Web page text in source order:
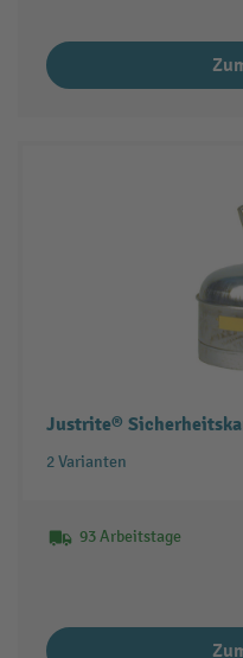
Justrite®
2 Varianten
93 Arbeitstage